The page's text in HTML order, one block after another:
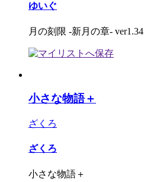
ゆいぐ
月の刻限 -新月の章- ver1.34
小さな物語＋
ざくろ
ざくろ
小さな物語＋